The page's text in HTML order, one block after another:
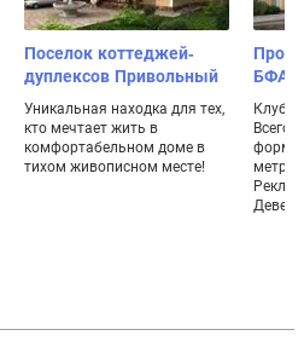
Поселок коттеджей-
дуплексов Привольный
Уникальная находка для тех,
кто мечтает жить в
комфортабельном доме в
тихом живописном месте!
БФА-
Всего